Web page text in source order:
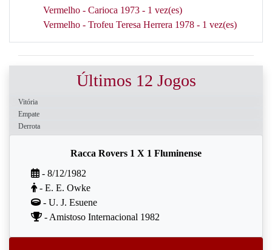
Vermelho - Carioca 1973 - 1 vez(es)
Vermelho - Trofeu Teresa Herrera 1978 - 1 vez(es)
Últimos 12 Jogos
Vitória
Empate
Derrota
Racca Rovers 1 X 1 Fluminense
- 8/12/1982
- E. E. Owke
- U. J. Esuene
- Amistoso Internacional 1982